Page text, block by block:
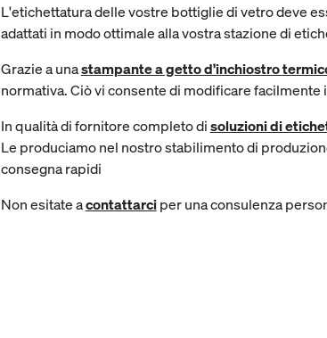
L'etichettatura delle vostre bottiglie di vetro deve
adattati in modo ottimale alla vostra stazione di
Grazie a unastampante a getto d'inchiostro
normativa. Ciò vi consente di modificare
In qualità di fornitore completo disoluzioni di
Le produciamo nel nostro stabilimento di
consegna rapidi
Non esitate acontattarciper una consulenza